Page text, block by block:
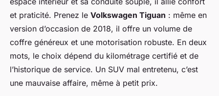
et praticité. Prenez le Volkswagen Tiguan : même en
version d’occasion de 2018, il offre un volume de
coffre généreux et une motorisation robuste. En deux
mots, le choix dépend du kilométrage certifié et de
l’historique de service. Un SUV mal entretenu, c’est
une mauvaise affaire, même à petit prix.